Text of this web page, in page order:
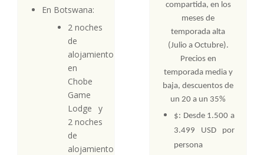
En Botswana:
2 noches
de
alojamiento
en
Chobe
Game
Lodge y
2 noches
de
alojamiento
compartida, en los
meses de
temporada alta
(Julio a Octubre).
Precios en
temporada media y
baja, descuentos de
un 20 a un 35%
$: Desde 1.500 a
3.499 USD por
persona